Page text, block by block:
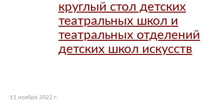
круглый стол детских
театральных школ и
театральных отделений
детских школ искусств
11 ноября 2022 г.